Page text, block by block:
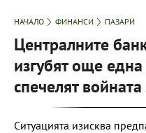
НАЧАЛО ФИНАНСИ ПАЗАРИ
Централните
изгубят още
спечелят
Ситуацията изисква